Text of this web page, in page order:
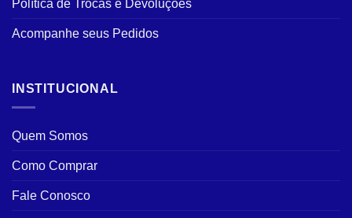
Política de Trocas e Devoluções
Acompanhe seus Pedidos
INSTITUCIONAL
Quem Somos
Como Comprar
Fale Conosco